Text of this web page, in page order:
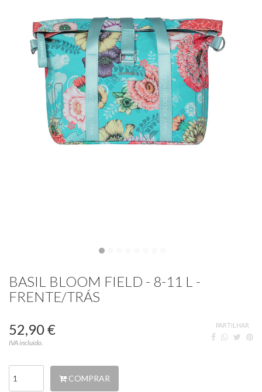
BASIL BLOOM FIELD - 8-11 L -
FRENTE/TRÁS
52,90 €
IVA incluído.
PARTILHAR
COMPRAR